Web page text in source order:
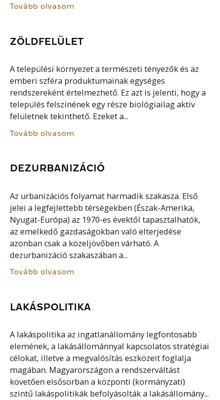
Tovább olvasom
ZÖLDFELÜLET
A települési környezet a természeti tényezők és az
emberi szféra produktumainak egységes
rendszereként értelmezhető. Ez azt is jelenti, hogy a
település felszínének egy része biológiailag aktív
felületnek tekinthető. Ezeket a...
Tovább olvasom
DEZURBANIZÁCIÓ
Az urbanizációs folyamat harmadik szakasza. Első
jelei a legfejlettebb térségekben (Észak-Amerika,
Nyugat-Európa) az 1970-es évektől tapasztalhatók,
az emelkedő gazdaságokban való elterjedése
azonban csak a közeljövőben várható. A
dezurbanizáció szakaszában a...
Tovább olvasom
LAKÁSPOLITIKA
A lakáspolitika az ingatlanállomány legfontosabb
elemének, a lakásállománnyal kapcsolatos stratégiai
célokat, illetve a megvalósítás eszközeit foglalja
magában. Magyarországon a rendszerváltást
követően elsősorban a központi (kormányzati)
szintű lakáspolitikák befolyásolták a lakásállomány...